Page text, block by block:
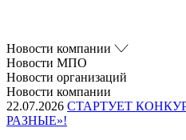
Новости компании
Новости МПО
Новости организаций
Новости компании
22.07.2026 СТАРТУЕТ
РАЗНЫЕ»!